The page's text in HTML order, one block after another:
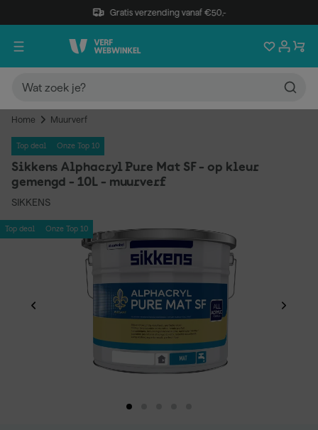
Gratis verzending vanaf €50,-
Home Muurverf
Top deal Onze Top 10
Sikkens Alphacryl Pure Mat SF - op kleur
gemengd - 10L - muurverf
SIKKENS
Top deal Onze Top 10